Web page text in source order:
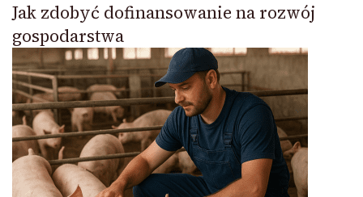
Jak zdobyć dofinansowanie na rozwój
gospodarstwa